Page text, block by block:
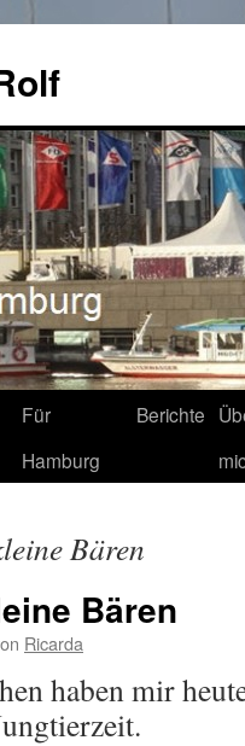
Für
Hamburg
Berichte
Bären
Bären
Ricarda
haben mir